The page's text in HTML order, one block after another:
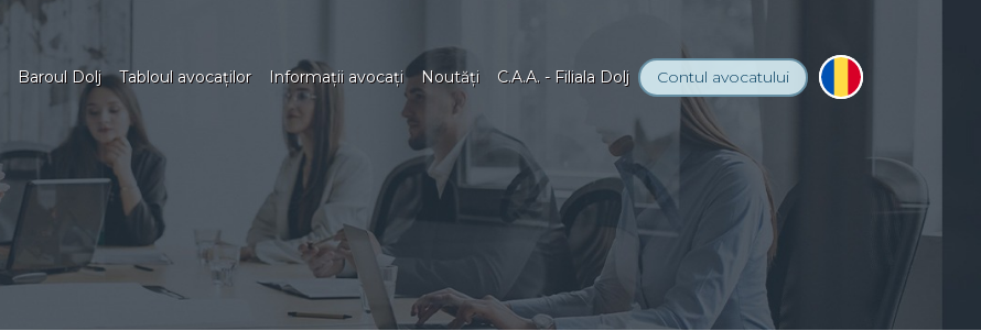
Baroul Dolj Tabloul avocaţilor Informaţii avocaţi Noutăţi C.A.A. - Filiala Dolj Contul avocatului